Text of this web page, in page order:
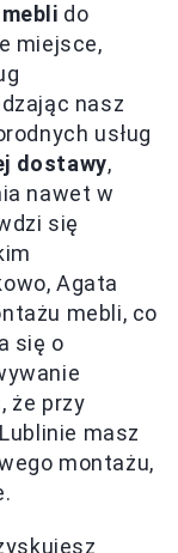
do
miejsce,
nasz
usług
dostawy,
nawet w
się
Agata
mebli, co
się o
że przy
masz
montażu,